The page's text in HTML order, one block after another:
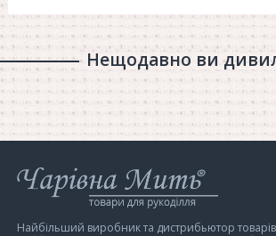
Нещодавно ви
Інтернет-
магазин
Мить
Найбільший виробник та дистрибьютор товарів